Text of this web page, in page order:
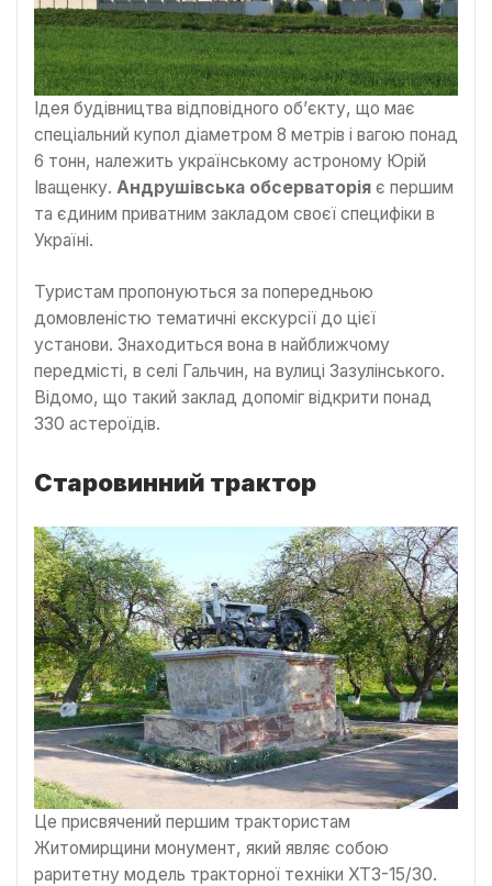
Ідея будівництва відповідного об’єкту, що має
спеціальний купол діаметром 8 метрів і вагою понад
6 тонн, належить українському астроному Юрій
Іващенку. Андрушівська обсерваторія є першим
та єдиним приватним закладом своєї специфіки в
Україні.
Туристам пропонуються за попередньою
домовленістю тематичні екскурсії до цієї
установи. Знаходиться вона в найближчому
передмісті, в селі Гальчин, на вулиці Зазулінського.
Відомо, що такий заклад допоміг відкрити понад
330 астероїдів.
Старовинний трактор
Це присвячений першим трактористам
Житомирщини монумент, який являє собою
раритетну модель тракторної техніки ХТЗ-15/30.